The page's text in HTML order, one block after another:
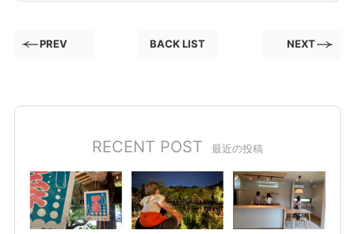
PREV BACK LIST NEXT
RECENT POST 最近の投稿